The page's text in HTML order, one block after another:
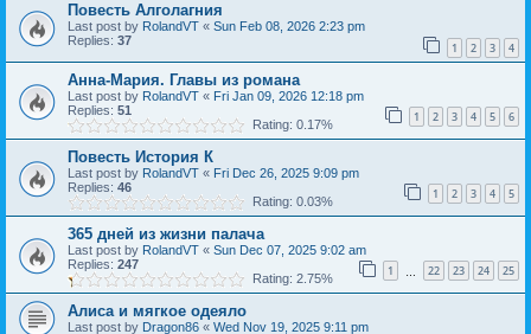
Повесть Алголагния
Last post by RolandVT « Sun Feb 08, 2026 2:23 pm
Replies: 37 1 2 3 4
Анна-Мария. Главы из романа
Last post by RolandVT « Fri Jan 09, 2026 12:18 pm
Replies: 51 1 2 3 4 5 6
Rating: 0.17%
Повесть История К
Last post by RolandVT « Fri Dec 26, 2025 9:09 pm
Replies: 46 1 2 3 4 5
Rating: 0.03%
365 дней из жизни палача
Last post by RolandVT « Sun Dec 07, 2025 9:02 am
Replies: 247 1 22 23 24 25
Rating: 2.75%
Алиса и мягкое одеяло
Last post by Dragon86 « Wed Nov 19, 2025 9:11 pm